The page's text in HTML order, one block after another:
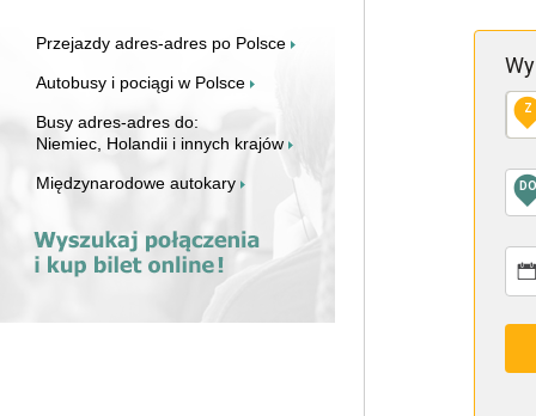
Przejazdy adres-adres po Polsce
Autobusy i pociągi w Polsce
Busy adres-adres do:
Niemiec, Holandii i innych krajów
Międzynarodowe autokary
Z
DO